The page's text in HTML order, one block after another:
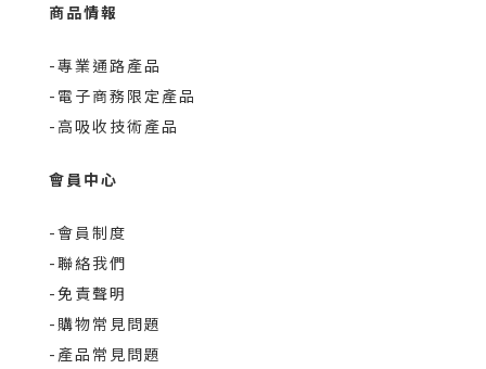
商品情報
-專業通路產品
-電子商務限定產品
-高吸收技術產品
會員中心
-會員制度
-聯絡我們
-免責聲明
-購物常見問題
-產品常見問題